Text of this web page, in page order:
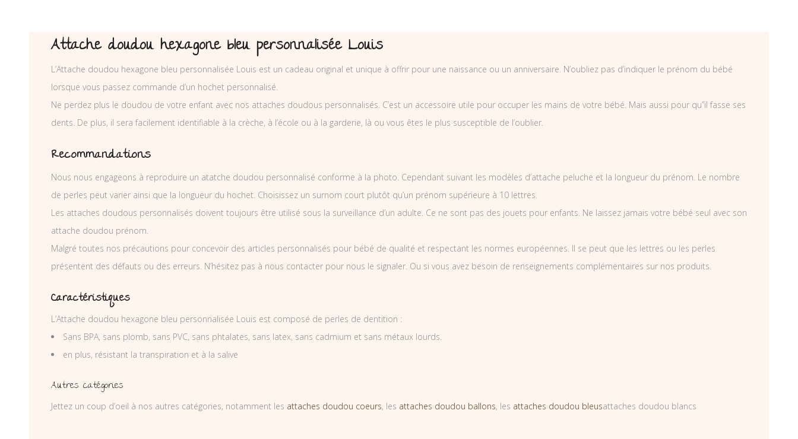
Attache doudou hexagone bleu personnalisée Louis
L’Attache doudou hexagone bleu personnalisée Louis est un cadeau original et unique à offrir pour une naissance ou un anniversaire. N’oubliez pas d’indiquer le prénom du bébé
lorsque vous passez commande d’un hochet personnalisé.
Ne perdez plus le doudou de votre enfant avec nos attaches doudous personnalisés. C’est un accessoire utile pour occuper les mains de votre bébé. Mais aussi pour qu”il fasse ses
dents. De plus, il sera facilement identifiable à la crèche, à l’école ou à la garderie, là ou vous êtes le plus susceptible de l’oublier.
Recommandations
Nous nous engageons à reproduire un atatche doudou personnalisé conforme à la photo. Cependant suivant les modèles d’attache peluche et la longueur du prénom. Le nombre
de perles peut varier ainsi que la longueur du hochet. Choisissez un surnom court plutôt qu’un prénom supérieure à 10 lettres.
Les attaches doudous personnalisés doivent toujours être utilisé sous la surveillance d’un adulte. Ce ne sont pas des jouets pour enfants. Ne laissez jamais votre bébé seul avec son
attache doudou prénom.
Malgré toutes nos précautions pour concevoir des articles personnalisés pour bébé de qualité et respectant les normes européennes. Il se peut que les lettres ou les perles
présentent des défauts ou des erreurs. N’hésitez pas à nous contacter pour nous le signaler. Ou si vous avez besoin de renseignements complémentaires sur nos produits.
Caractéristiques
L’Attache doudou hexagone bleu personnalisée Louis est composé de perles de dentition :
Sans BPA, sans plomb, sans PVC, sans phtalates, sans latex, sans cadmium et sans métaux lourds.
en plus, résistant la transpiration et à la salive
Autres catégories
Jettez un coup d’oeil à nos autres catégories, notamment les attaches doudou coeurs, les attaches doudou ballons, les attaches doudou bleusattaches doudou blancs